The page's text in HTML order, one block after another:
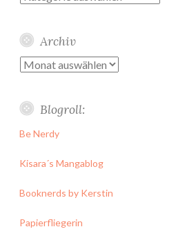
Archiv
Archiv
Blogroll:
Be Nerdy
Kisara´s Mangablog
Booknerds by Kerstin
Papierfliegerin